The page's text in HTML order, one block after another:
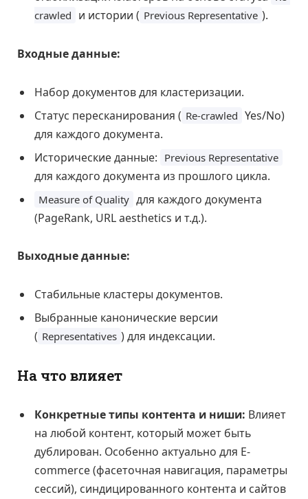
crawled и истории ( Previous Representative ).
Входные данные:
Набор документов для кластеризации.
Статус пересканирования ( Re-crawled Yes/No)
для каждого документа.
Исторические данные: Previous Representative
для каждого документа из прошлого цикла.
Measure of Quality для каждого документа
(PageRank, URL aesthetics и т.д.).
Выходные данные:
Стабильные кластеры документов.
Выбранные канонические версии
( Representatives ) для индексации.
На что влияет
Конкретные типы контента и ниши: Влияет
на любой контент, который может быть
дублирован. Особенно актуально для E-
commerce (фасеточная навигация, параметры
сессий), синдицированного контента и сайтов